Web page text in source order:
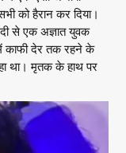
को हैरान कर दिया।
से एक अज्ञात युवक
काफी देर तक रहने के
था। मृतक के हाथ पर